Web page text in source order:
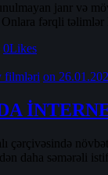
janr və
fərqli təlimlər
0Likes
filmləri on
çərçivəsində
daha səmərəli